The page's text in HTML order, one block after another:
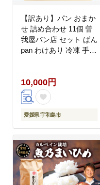
【訳あり】パン おまか
せ 詰め合わせ 11個 曽
我屋パン店 セット ぱん
pan わけあり 冷凍 手作
10,000円
愛媛県 宇和島市